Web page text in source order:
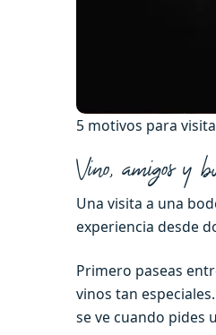
5 motivos para
Vino, amigos y
Una visita a una
experiencia desde
Primero paseas
vinos tan
se ve cuando pides